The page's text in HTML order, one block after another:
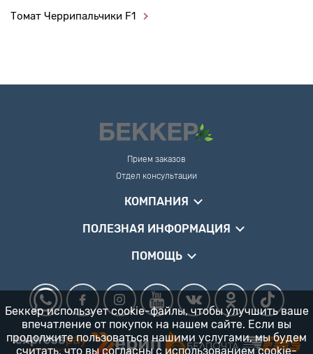
Томат Черрипальчики F1
Прием заказов
Отдел консультации
КОМПАНИЯ
ПОЛЕЗНАЯ ИНФОРМАЦИЯ
ПОМОЩЬ
Беккер использует cookie-файлы, чтобы улучшить ваше
впечатление от покупок на нашем сайте. Если вы
продолжите пользоваться нашими услугами, мы будем
считать, что вы согласны с использованием cookie-